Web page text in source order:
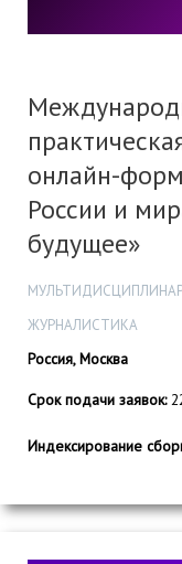
онлайн-
России и
будущее»
ЖУРНАЛИСТИКА
Россия, Москва
Срок подачи заявок:
Индексирование